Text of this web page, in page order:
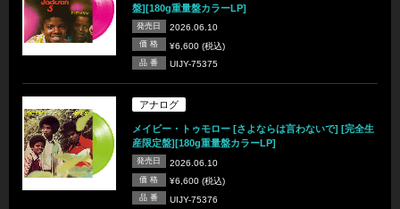
盤][180g重量盤カラーLP]
発売日 2026.06.10
価 格 ¥6,600 (税込)
品 番 UIJY-75375
アナログ
メイビー・トゥモロー [さよならは言わないで] [完全生
産限定盤][180g重量盤カラーLP]
発売日 2026.06.10
価 格 ¥6,600 (税込)
品 番 UIJY-75376